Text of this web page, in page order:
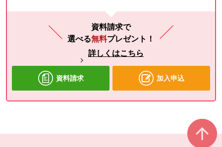
資料請求で
選べる無料プレゼント！
詳しくはこちら
資料請求 加入申込